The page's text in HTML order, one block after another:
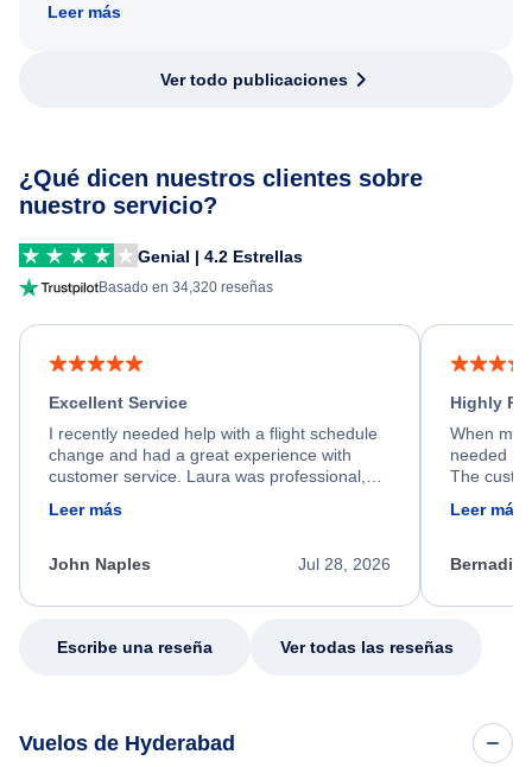
Leer más
Ver todo publicaciones
¿Qué dicen nuestros clientes sobre
nuestro servicio?
Genial | 4.2 Estrellas
Basado en 34,320 reseñas
Excellent Service
I recently needed help with a flight schedule
change and had a great experience with
customer service. Laura was professional,
process. She quickly found a solution and
appreciate her excellent service.
Leer más
Jul 28, 2026
John Naples
Highly
When my
needed
The
my issue.
Leer más
Escribe una reseña Ver todas las reseñas
Vuelos de Hyderabad